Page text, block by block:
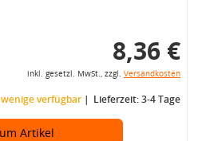
8,36 €
inkl. gesetzl. MwSt., zzgl. Versandkosten
verfügbar Lieferzeit: 3-4 Tage
Artikel